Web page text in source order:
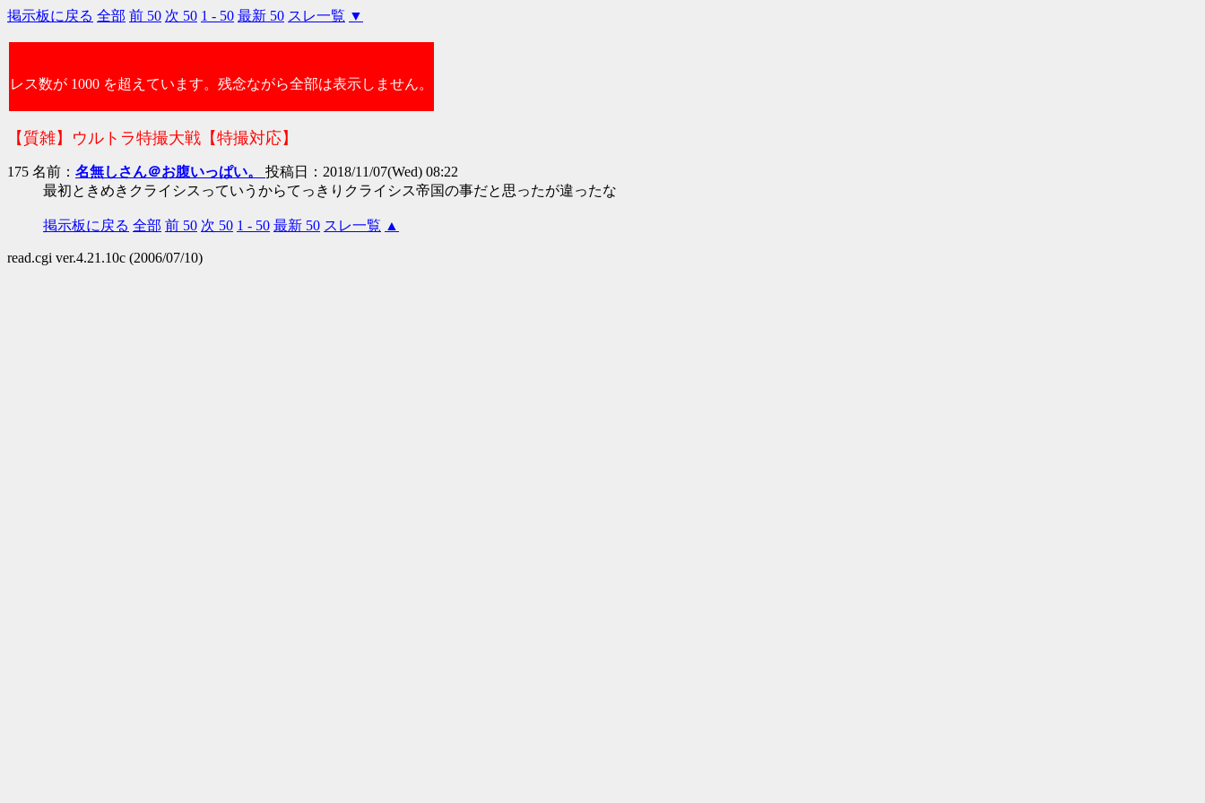
掲示板に戻る 全部 前 50 次 50 1 - 50 最新 50 スレ一覧 ▼
レス数が 1000 を超えています。残念ながら全部は表示しません。
【質雑】ウルトラ特撮大戦【特撮対応】
175 名前： 名無しさん＠お腹いっぱい。 投稿日：2018/11/07(Wed) 08:22
最初ときめきクライシスっていうからてっきりクライシス帝国の事だと思ったが違ったな
掲示板に戻る 全部 前 50 次 50 1 - 50 最新 50 スレ一覧 ▲
read.cgi ver.4.21.10c (2006/07/10)